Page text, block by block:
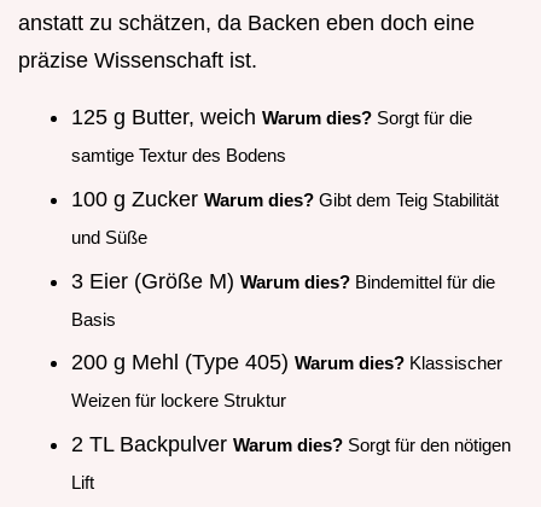
anstatt zu schätzen, da Backen eben doch eine
präzise Wissenschaft ist.
125 g Butter, weich Warum dies? Sorgt für die
samtige Textur des Bodens
100 g Zucker Warum dies? Gibt dem Teig Stabilität
und Süße
3 Eier (Größe M) Warum dies? Bindemittel für die
Basis
200 g Mehl (Type 405) Warum dies? Klassischer
Weizen für lockere Struktur
2 TL Backpulver Warum dies? Sorgt für den nötigen
Lift